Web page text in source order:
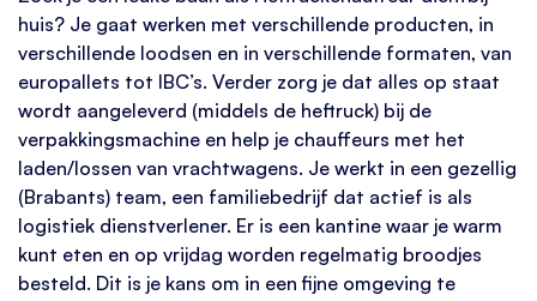
huis? Je gaat werken met verschillende producten, in
verschillende loodsen en in verschillende formaten, van
europallets tot IBC’s. Verder zorg je dat alles op staat
wordt aangeleverd (middels de heftruck) bij de
verpakkingsmachine en help je chauffeurs met het
laden/lossen van vrachtwagens. Je werkt in een gezellig
(Brabants) team, een familiebedrijf dat actief is als
logistiek dienstverlener. Er is een kantine waar je warm
kunt eten en op vrijdag worden regelmatig broodjes
besteld. Dit is je kans om in een fijne omgeving te